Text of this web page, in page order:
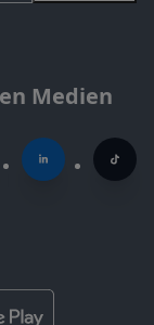
Medien